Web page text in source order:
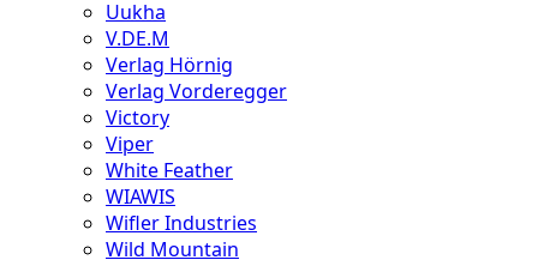
Uukha
V.DE.M
Verlag Hörnig
Verlag Vorderegger
Victory
Viper
White Feather
WIAWIS
Wifler Industries
Wild Mountain